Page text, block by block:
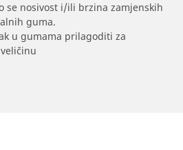
se nosivost i/ili brzina zamjenskih
guma.
u gumama prilagoditi za